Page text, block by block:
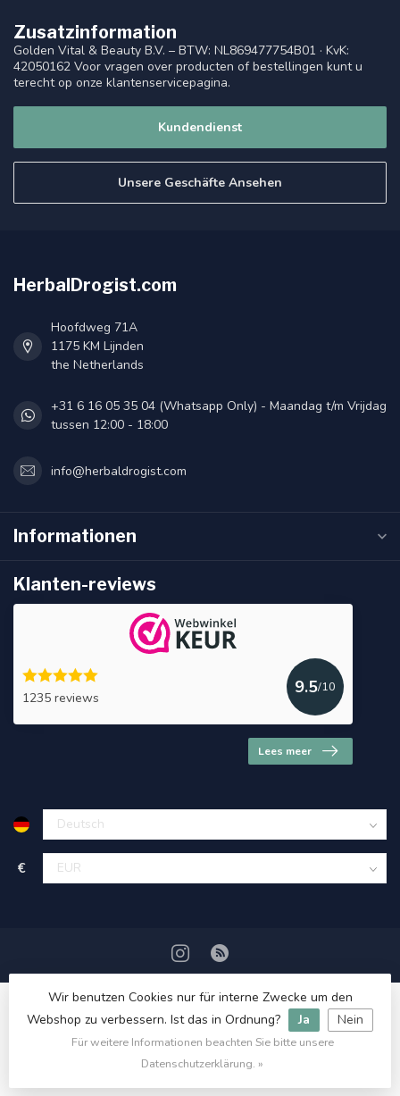
Zusatzinformation
Golden Vital & Beauty B.V. – BTW: NL869477754B01 · KvK:
42050162 Voor vragen over producten of bestellingen kunt u
terecht op onze klantenservicepagina.
Kundendienst
Unsere Geschäfte Ansehen
HerbalDrogist.com
Hoofdweg 71A
1175 KM Lijnden
the Netherlands
+31 6 16 05 35 04 (Whatsapp Only) - Maandag t/m Vrijdag
tussen 12:00 - 18:00
info@herbaldrogist.com
Informationen
Klanten-reviews
1235 reviews
9.5/10
Lees meer
€
© Copyright 2026 HerbalDrogist.com
Wir benutzen Cookies nur für interne Zwecke um den
Webshop zu verbessern. Ist das in Ordnung?
Ja Nein
Für weitere Informationen beachten Sie bitte unsere
Datenschutzerklärung. »